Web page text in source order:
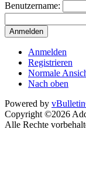
Benutzername:
Anmelden
Anmelden
Registrieren
Normale
Nach oben
Powered by
Copyright ©2026
Alle Rechte